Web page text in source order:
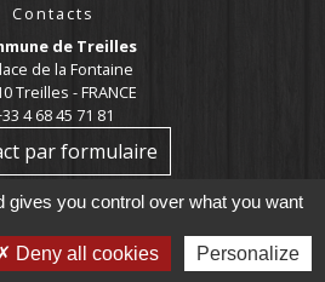
Contacts
de Treilles
de la Fontaine
Treilles - FRANCE
4 68 45 71 81
par formulaire
gives you control over what you want
Deny all cookies Personalize